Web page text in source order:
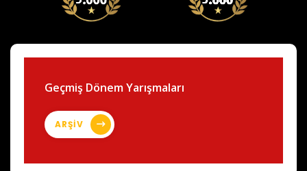
Geçmiş Dönem Yarışmaları
ARŞİV